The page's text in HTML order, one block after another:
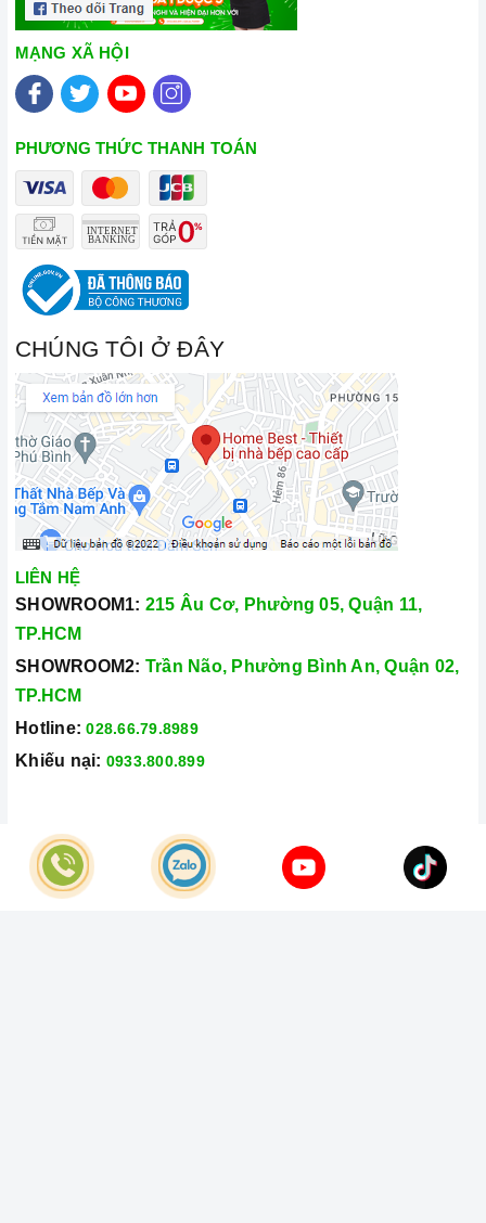
MẠNG XÃ HỘI
PHƯƠNG THỨC THANH TOÁN
CHÚNG TÔI Ở ĐÂY
LIÊN HỆ
SHOWROOM1: 215 Âu Cơ, Phường 05, Quận 11,
TP.HCM
SHOWROOM2: Trần Não, Phường Bình An, Quận 02,
TP.HCM
Hotline: 028.66.79.8989
Khiếu nại: 0933.800.899
© Bản quyền thuộc vềCông Ty TNHH Home Best Việt Nam
Cung cấp bởi
Sapo